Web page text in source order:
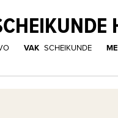
VAK SCHEIKUNDE